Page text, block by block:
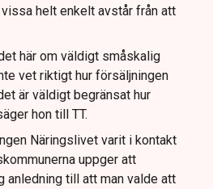
helt enkelt avstår från att
här om väldigt småskalig
vet riktigt hur försäljningen
är väldigt begränsat hur
hon till TT.
Näringslivet varit i kontakt
uppger att
anledning till att man valde att